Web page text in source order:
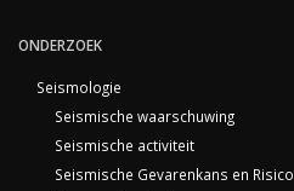
ONDERZOEK
Seismologie
Seismische waarschuwing
Seismische activiteit
Seismische Gevarenkans en Risico